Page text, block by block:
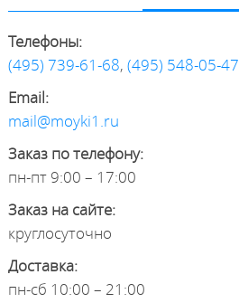
Телефоны:
(495) 739-61-68, (495) 548-05-47
Email:
mail@moyki1.ru
Заказ по телефону:
пн-пт 9:00 – 17:00
Заказ на сайте:
круглосуточно
Доставка:
пн-сб 10:00 – 21:00